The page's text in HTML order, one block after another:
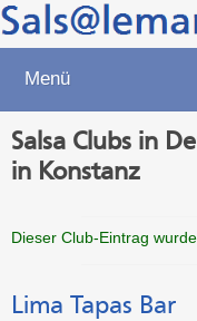
Menü
Salsa Clubs in
in Konstanz
Dieser Club-Eintrag
Lima Tapas Bar